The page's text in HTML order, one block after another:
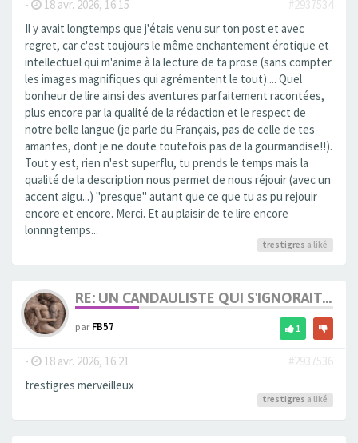
- 18 avr. 2026, 16:15
#2937534
Il y avait longtemps que j'étais venu sur ton post et avec
regret, car c'est toujours le même enchantement érotique et
intellectuel qui m'anime à la lecture de ta prose (sans compter
les images magnifiques qui agrémentent le tout).... Quel
bonheur de lire ainsi des aventures parfaitement racontées,
plus encore par la qualité de la rédaction et le respect de
notre belle langue (je parle du Français, pas de celle de tes
amantes, dont je ne doute toutefois pas de la gourmandise!!).
Tout y est, rien n'est superflu, tu prends le temps mais la
qualité de la description nous permet de nous réjouir (avec un
accent aigu...) "presque" autant que ce que tu as pu rejouir
encore et encore. Merci. Et au plaisir de te lire encore
lonnngtemps...
trestigres a liké
RE: UN CANDAULISTE QUI S'IGNORAIT...
parFB57 1
- 18 avr. 2026, 16:21
#2937536
trestigres merveilleux
trestigres a liké